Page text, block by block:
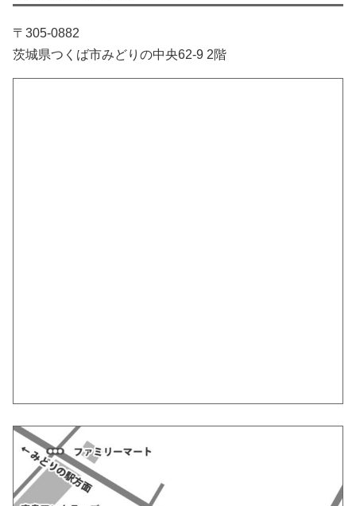
〒305-0882
茨城県つくば市みどりの中央62-9 2階